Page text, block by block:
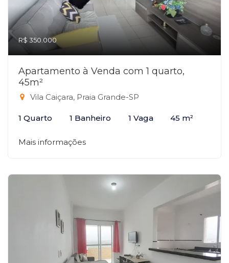
R$ 350.000
Apartamento à Venda com 1 quarto,
45m²
Vila Caiçara, Praia Grande-SP
1 Quarto 1 Banheiro 1 Vaga 45 m²
Mais informações